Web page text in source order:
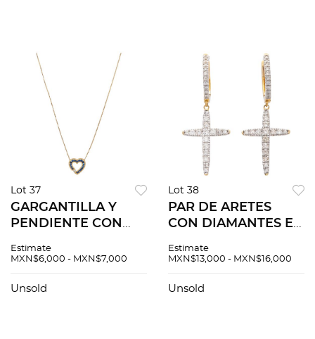
Lot 37
GARGANTILLA Y
PENDIENTE CON
DIAMANTE EN ORO
Zafiros corte
Estimate
MXN$6,000 - MXN$7,000
Unsold
Lot 38
PAR DE ARETES
CON DIAMANTES EN
14K. Diamantes
ct. Peso: 2.1 g
Estimate
MXN$13,000 - MXN$16,000
Unsold